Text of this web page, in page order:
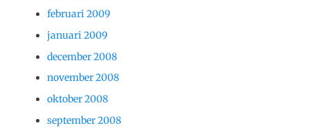
februari 2009
januari 2009
december 2008
november 2008
oktober 2008
september 2008